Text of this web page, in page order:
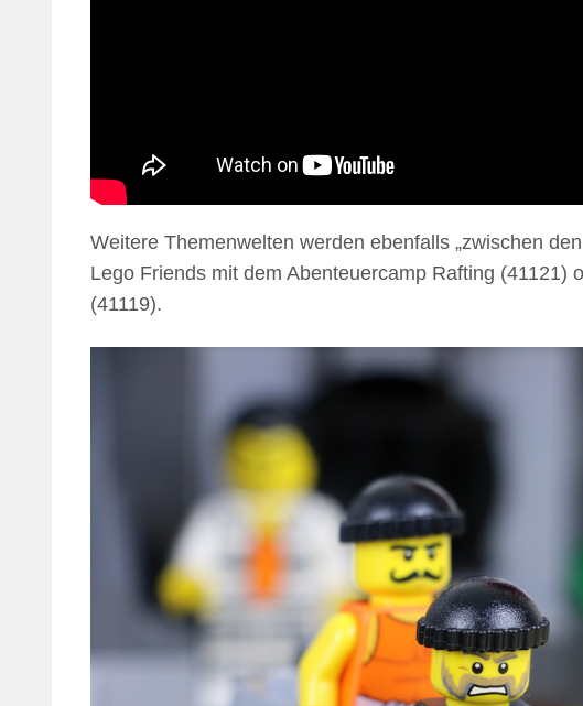
Weitere Themenwelten werden ebenfalls „zwischen
Lego Friends mit dem Abenteuercamp Rafting (41121)
(41119).